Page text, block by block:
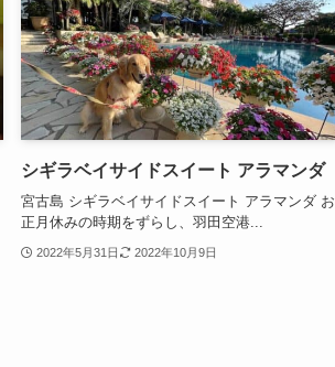
シギラベイサイドスイート アラマンダ
宮古島 シギラベイサイドスイート アラマンダ お
正月休みの時期をずらし、羽田空港...
2022年5月31日 2022年10月9日